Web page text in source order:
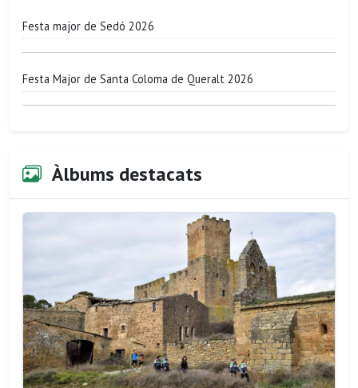
Festa major de Sedó 2026
Festa Major de Santa Coloma de Queralt 2026
Àlbums destacats